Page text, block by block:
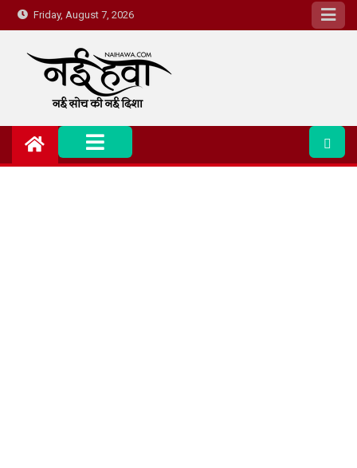
Friday, August 7, 2026
Nai Hawa